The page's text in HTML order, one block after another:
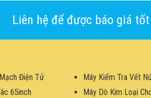
Liên hệ để được báo giá
Điện Tử Máy Kiểm Tra Vết
65inch
Máy Dò Kim Loại